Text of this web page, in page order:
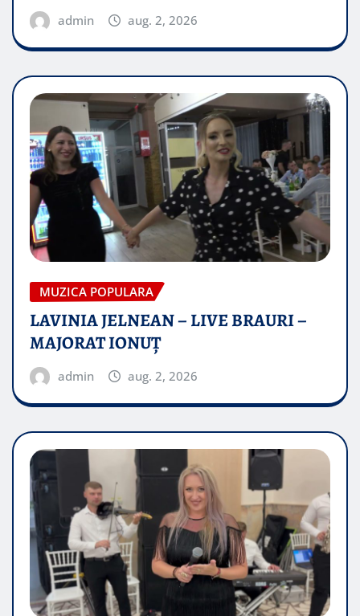
admin aug. 2, 2026
MUZICA POPULARA
LAVINIA JELNEAN – LIVE BRAURI –
MAJORAT IONUŢ
admin aug. 2, 2026